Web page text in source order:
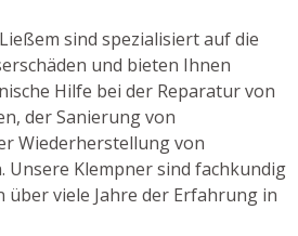
sind spezialisiert auf die
und bieten Ihnen
Hilfe bei der Reparatur von
der Sanierung von
Wiederherstellung von
Unsere Klempner sind fachkundig
über viele Jahre der Erfahrung in